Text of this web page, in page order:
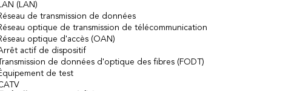
(LAN)
de transmission de données
optique de transmission de télécommunication
optique d'accès (OAN)
actif de dispositif
Transmission de données d'optique des fibres (FODT)
de test